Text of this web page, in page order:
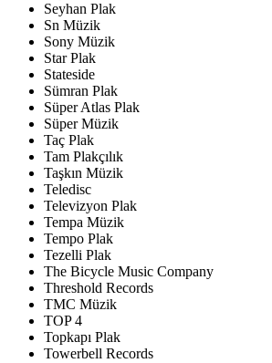
Seyhan Plak
Sn Müzik
Sony Müzik
Star Plak
Stateside
Sümran Plak
Süper Atlas Plak
Süper Müzik
Taç Plak
Tam Plakçılık
Taşkın Müzik
Teledisc
Televizyon Plak
Tempa Müzik
Tempo Plak
Tezelli Plak
The Bicycle Music Company
Threshold Records
TMC Müzik
TOP 4
Topkapı Plak
Towerbell Records